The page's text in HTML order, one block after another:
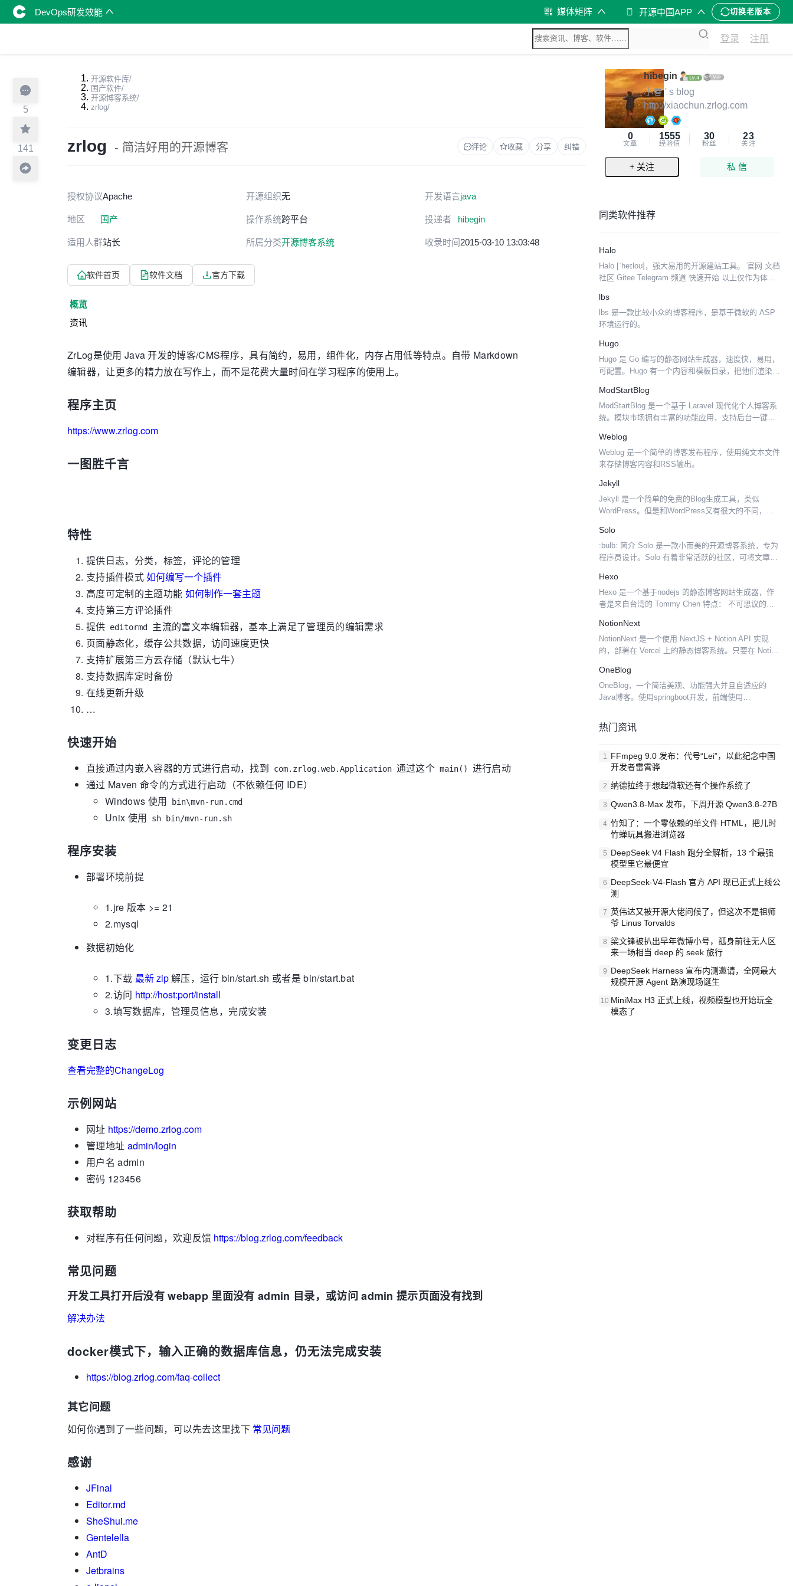
DevOps研发效能 媒体矩阵 开源中国APP 切换老版本
登录 注册
5
141
开源软件库/
国产软件/
开源博客系统/
zrlog/
zrlog - 简洁好用的开源博客 评论 收藏 分享 纠错
授权协议Apache 开源组织无 开发语言java
地区 国产 操作系统跨平台 投递者 hibegin
适用人群站长 所属分类开源博客系统 收录时间2015-03-10 13:03:48
软件首页 软件文档 官方下载
概览
资讯
ZrLog是使用 Java 开发的博客/CMS程序，具有简约，易用，组件化，内存占用低等特点。自带 Markdown
编辑器，让更多的精力放在写作上，而不是花费大量时间在学习程序的使用上。
程序主页
https://www.zrlog.com
一图胜千言
特性
提供日志，分类，标签，评论的管理
支持插件模式如何编写一个插件
高度可定制的主题功能 如何制作一套主题
支持第三方评论插件
提供 editormd
主流的富文本编辑器，基本上满足了管理员的编辑需求
页面静态化，缓存公共数据，访问速度更快
支持扩展第三方云存储（默认七牛）
支持数据库定时备份
在线更新升级
…
快速开始
直接通过内嵌入容器的方式进行启动，找到 com.zrlog.web.Application 通过这个 main()
进行启动
通过 Maven 命令的方式进行启动（不依赖任何 IDE）
Windows 使用
bin\mvn-run.cmd
Unix 使用 sh bin/mvn-run.sh
程序安装
部署环境前提
1.jre 版本 >= 21
2.mysql
数据初始化
1.下载 最新 zip解压，运行 bin/start.sh 或者是 bin/start.bat
2.访问 http://host:port/install
3.填写数据库，管理员信息，完成安装
变更日志
查看完整的ChangeLog
示例网站
网址 https://demo.zrlog.com
管理地址 admin/login
用户名 admin
密码 123456
获取帮助
对程序有任何问题，欢迎反馈 https://blog.zrlog.com/feedback
常见问题
开发工具打开后没有 webapp 里面没有 admin 目录，或访问 admin 提示页面没有找到
解决办法
docker模式下，输入正确的数据库信息，仍无法完成安装
https://blog.zrlog.com/faq-collect
其它问题
如何你遇到了一些问题，可以先去这里找下 常见问题
感谢
JFinal
Editor.md
SheShui.me
Gentelella
AntD
Jetbrains
hibegin
小春 ' s blog
http://xiaochun.zrlog.com
0
文章
1555
经验值
30
粉丝
23
关注
+ 关注 私 信
同类软件推荐
Halo
Halo [ˈheɪloʊ]，强大易用的开源建站工具。 官网 文档
社区 Gitee Telegram 频道 快速开始 以上仅作为体验
lbs
lbs 是一款比较小众的博客程序，是基于微软的 ASP
环境运行的。
Hugo
Hugo 是 Go 编写的静态网站生成器，速度快，易用，
可配置。Hugo 有一个内容和模板目录，把他们渲染到
元数据字体 。用户可以从...
ModStartBlog
ModStartBlog 是一个基于 Laravel 现代化个人博客系
统。模块市场拥有丰富的功能应用，支持后台一键快
全开源，基于 Apache 2.0 ...
Weblog
Weblog 是一个简单的博客发布程序，使用纯文本文件
来存储博客内容和RSS输出。
Jekyll
Jekyll 是一个简单的免费的Blog生成工具，类似
WordPress。但是和WordPress又有很大的不同，原
库支持。但是可以配合第三方服务...
Solo
:bulb: 简介 Solo 是一款小而美的开源博客系统，专为
程序员设计。Solo 有着非常活跃的社区，可将文章作
进行联动（具体细节请浏览 B3log 构...
Hexo
Hexo 是一个基于nodejs 的静态博客网站生成器，作
者是来自台湾的 Tommy Chen 特点： 不可思议的快
仅需一道指令即可部署到...
NotionNext
NotionNext 是一个使用 NextJS + Notion API 实现
的，部署在 Vercel 上的静态博客系统。只要在 Notion
作、而不需...
OneBlog
OneBlog，一个简洁美观、功能强大并且自适应的
Java博客。使用springboot开发，前端使用
台管理功能。网站预览https://www...
热门资讯
1 FFmpeg 9.0 发布：代号“Lei”，以此纪念中国
开发者雷霄骅
2 纳德拉终于想起微软还有个操作系统了
3 Qwen3.8-Max 发布，下周开源 Qwen3.8-27B
4 竹知了：一个零依赖的单文件 HTML，把儿时
竹蝉玩具搬进浏览器
5 DeepSeek V4 Flash 跑分全解析，13 个最强
模型里它最便宜
6 DeepSeek-V4-Flash 官方 API 现已正式上线公
测
7 英伟达又被开源大佬问候了，但这次不是祖师
爷 Linus Torvalds
8 梁文锋被扒出早年微博小号，孤身前往无人区
来一场相当 deep 的 seek 旅行
9 DeepSeek Harness 宣布内测邀请，全网最大
规模开源 Agent 路演现场诞生
10 MiniMax H3 正式上线，视频模型也开始玩全
模态了